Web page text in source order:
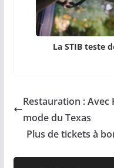
La STIB teste
Restauration : Avec
mode du Texas
Plus de tickets à